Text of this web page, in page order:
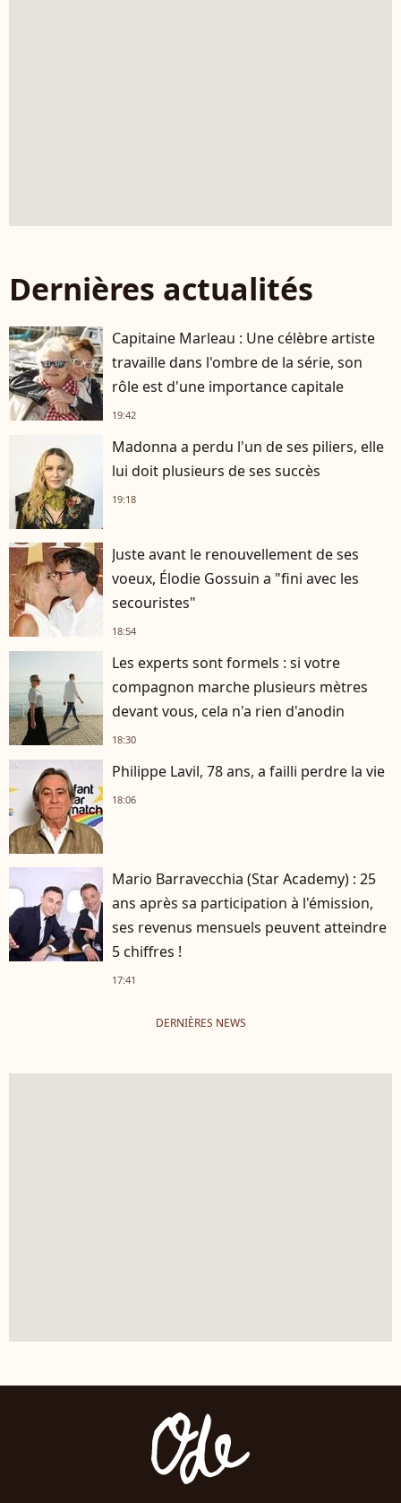
Dernières actualités
Capitaine Marleau : Une célèbre artiste
travaille dans l'ombre de la série, son
rôle est d'une importance capitale
19:42
Madonna a perdu l'un de ses piliers, elle
lui doit plusieurs de ses succès
19:18
Juste avant le renouvellement de ses
voeux, Élodie Gossuin a "fini avec les
secouristes"
18:54
Les experts sont formels : si votre
compagnon marche plusieurs mètres
devant vous, cela n'a rien d'anodin
18:30
Philippe Lavil, 78 ans, a failli perdre la vie
18:06
Mario Barravecchia (Star Academy) : 25
ans après sa participation à l'émission,
ses revenus mensuels peuvent atteindre
5 chiffres !
17:41
DERNIÈRES NEWS